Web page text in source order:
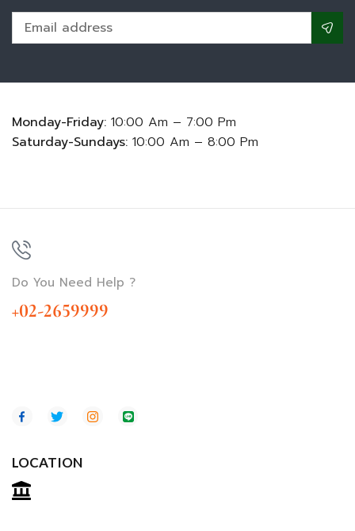
Monday-Friday: 10:00 Am – 7:00 Pm
Saturday-Sundays: 10:00 Am – 8:00 Pm
Do You Need Help ?
+02-2659999
LOCATION